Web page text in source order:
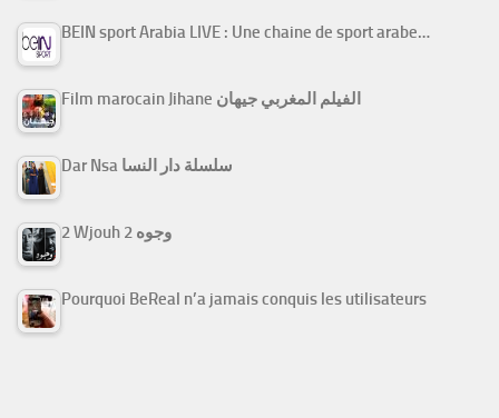
BEIN sport Arabia LIVE : Une chaine de sport arabe…
Film marocain Jihane الفيلم المغربي جيهان
Dar Nsa سلسلة دار النسا
2 Wjouh 2 وجوه
Pourquoi BeReal n’a jamais conquis les utilisateurs